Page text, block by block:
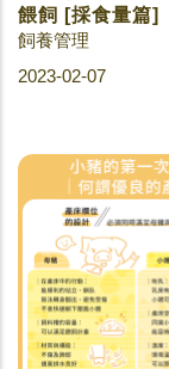
餵飼 [採食量篇]
飼養管理
2023-02-07